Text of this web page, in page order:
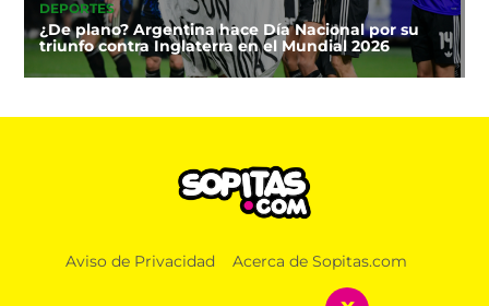
DEPORTES
¿De plano? Argentina hace Día Nacional por su
triunfo contra Inglaterra en el Mundial 2026
Aviso de Privacidad Acerca de Sopitas.com